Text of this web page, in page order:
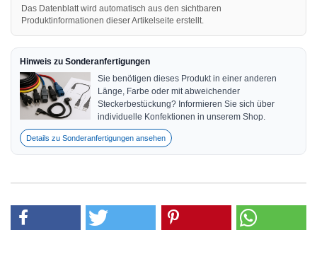
Das Datenblatt wird automatisch aus den sichtbaren
Produktinformationen dieser Artikelseite erstellt.
Hinweis zu Sonderanfertigungen
Sie benötigen dieses Produkt in einer anderen
Länge, Farbe oder mit abweichender
Steckerbestückung? Informieren Sie sich über
individuelle Konfektionen in unserem Shop.
Details zu Sonderanfertigungen ansehen